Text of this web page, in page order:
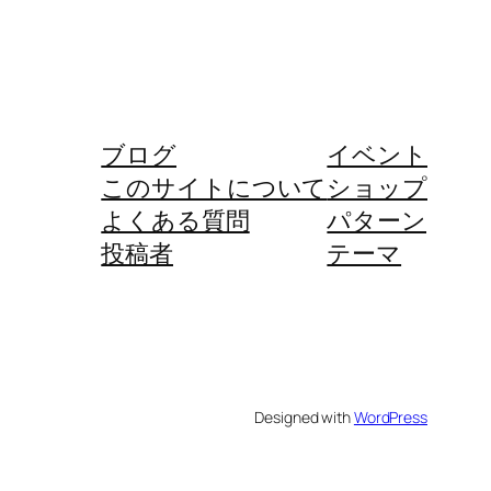
ブログ
このサイトについて
よくある質問
投稿者
イベント
ショップ
パターン
テーマ
Designed withWordPress